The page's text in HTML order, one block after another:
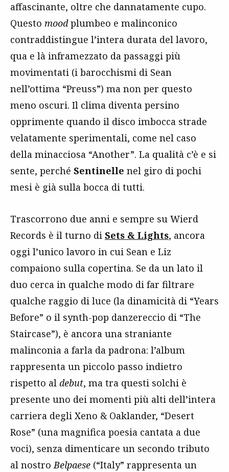
affascinante, oltre che dannatamente cupo.
Questo moodplumbeo e malinconico
contraddistingue l’intera durata del lavoro,
qua e là inframezzato da passaggi più
movimentati (i barocchismi di Sean
nell’ottima “Preuss”) ma non per questo
meno oscuri. Il clima diventa persino
opprimente quando il disco imbocca strade
velatamente sperimentali, come nel caso
della minacciosa “Another”. La qualità c’è e si
sente, perché Sentinelle nel giro di pochi
mesi è già sulla bocca di tutti.
Trascorrono due anni e sempre su Wierd
Records è il turno di Sets & Lights, ancora
oggi l’unico lavoro in cui Sean e Liz
compaiono sulla copertina. Se da un lato il
duo cerca in qualche modo di far filtrare
qualche raggio di luce (la dinamicità di “Years
Before” o il synth-pop danzereccio di “The
Staircase”), è ancora una straniante
malinconia a farla da padrona: l’album
rappresenta un piccolo passo indietro
rispetto al debut, ma tra questi solchi è
presente uno dei momenti più alti dell’intera
carriera degli Xeno & Oaklander, “Desert
Rose” (una magnifica poesia cantata a due
voci), senza dimenticare un secondo tributo
al nostro Belpaese (“Italy” rappresenta un